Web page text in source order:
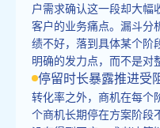
户需求确认这一段却大幅
客户的业务痛点。漏斗分
绩不好，落到具体某个阶
明确的发力点，而不是对
停留时长暴露推进受
转化率之外，商机在每个
个商机长期停在方案阶段